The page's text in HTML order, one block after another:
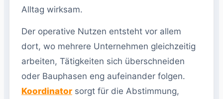
Alltag wirksam.
Der operative Nutzen entsteht vor allem
dort, wo mehrere Unternehmen gleichzeitig
arbeiten, Tätigkeiten sich überschneiden
oder Bauphasen eng aufeinander folgen.
Koordinator sorgt für die Abstimmung,